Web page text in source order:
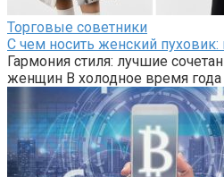
Торговые советники
С чем носить женский
Гармония стиля: лучшие
женщин В холодное время года